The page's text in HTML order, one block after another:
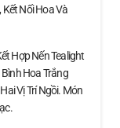
Nối Hoa Và
Hợp Nến Tealight
Hoa Trắng
Vị Trí Ngồi. Món